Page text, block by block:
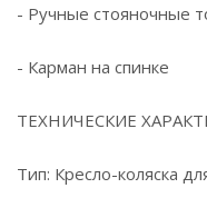
- Ручные стояночные
- Карман на спинке
ТЕХНИЧЕСКИЕ
Тип: Кресло-коляска